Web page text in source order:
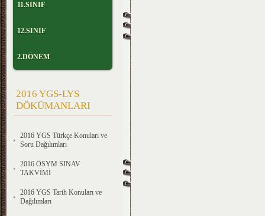
11.SINIF
12.SINIF
2.DÖNEM
2016 YGS-LYS
DÖKÜMANLARI
2016 YGS Türkçe Konuları ve
Soru Dağılımları
2016 ÖSYM SINAV
TAKVİMİ
2016 YGS Tarih Konuları ve
Dağılımları